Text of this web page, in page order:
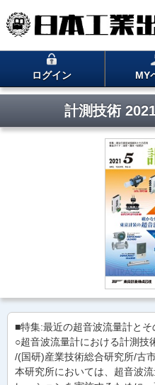
ログイン MY
計測技術
■特集:最近の超音波流量計とそ
○超音波流量計における計測技
/(国研)産業技術総合研究所/古
本研究所においては、超音波